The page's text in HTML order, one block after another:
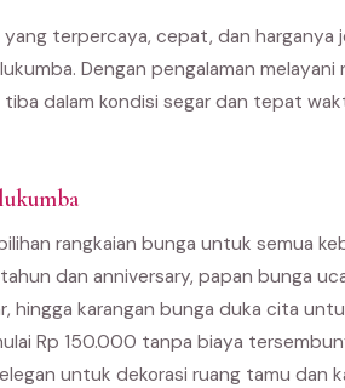
yang terpercaya, cepat, dan harganya
Dengan pengalaman melayani
dalam kondisi segar dan tepat
rangkaian bunga untuk semua
dan anniversary, papan bunga
hingga karangan bunga duka cita
Rp 150.000 tanpa biaya
untuk dekorasi ruang tamu